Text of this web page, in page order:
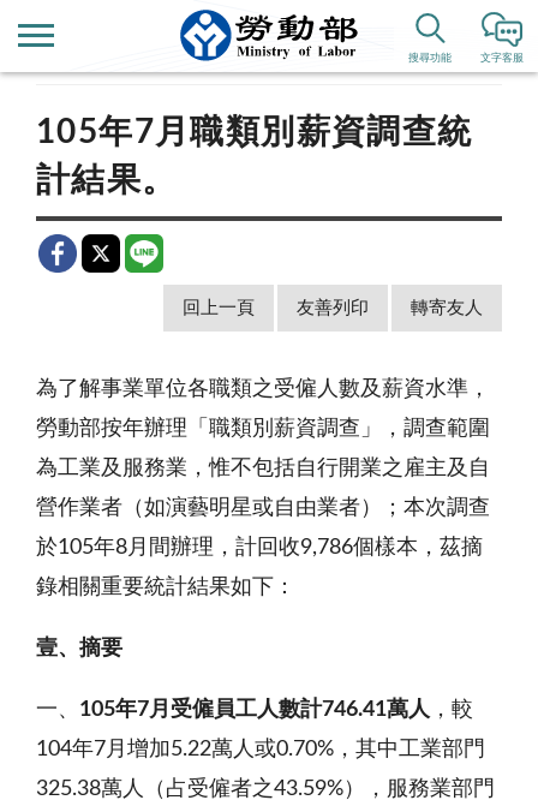
文字客服
搜尋功能
新聞公告 歷史新聞
105年7月職類別薪資調查統
計結果。
回上一頁 友善列印 轉寄友人
為了解事業單位各職類之受僱人數及薪資水準，
勞動部按年辦理「職類別薪資調查」，調查範圍
為工業及服務業，惟不包括自行開業之雇主及自
營作業者（如演藝明星或自由業者）；本次調查
於105年8月間辦理，計回收9,786個樣本，茲摘
錄相關重要統計結果如下：
壹、摘要
一、 105年7月受僱員工人數計746.41萬人 ，較
104年7月增加5.22萬人或0.70%，其中工業部門
325.38萬人（占受僱者之43.59%），服務業部門